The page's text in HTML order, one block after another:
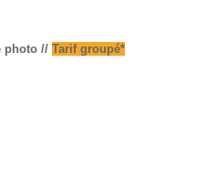
photo // Tarif groupé*